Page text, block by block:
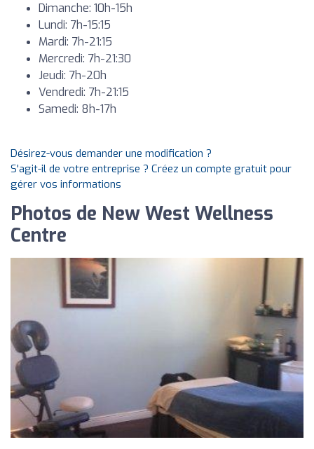
Dimanche: 10h-15h
Lundi: 7h-15:15
Mardi: 7h-21:15
Mercredi: 7h-21:30
Jeudi: 7h-20h
Vendredi: 7h-21:15
Samedi: 8h-17h
Désirez-vous demander une modification ?
S'agit-il de votre entreprise ? Créez un compte gratuit pour
gérer vos informations
Photos de New West Wellness
Centre